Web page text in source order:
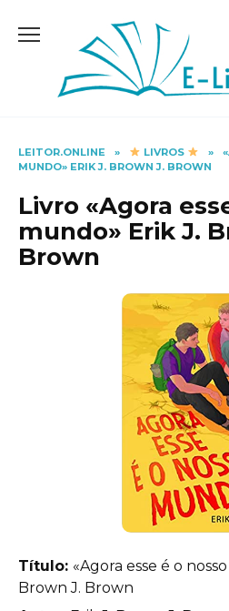
LEITOR.ONLINE » LIVROS »
MUNDO» ERIK J. BROWN J. BROWN
Livro «Agora
mundo» Erik J.
Brown
Título: «Agora esse é o
Brown J. Brown